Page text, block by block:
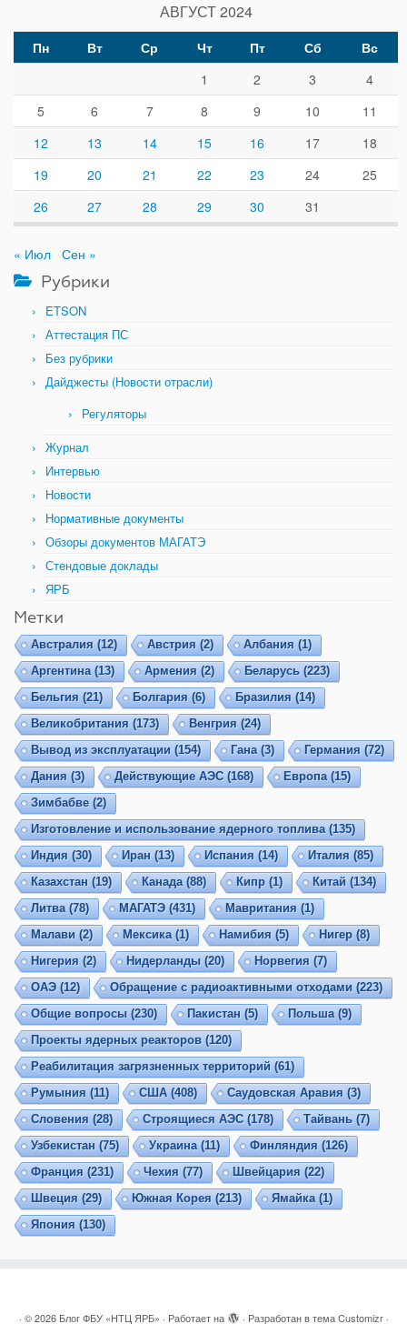
АВГУСТ 2024
Пн Вт Ср Чт Пт Сб
Вс
1
2 3
4
5
6 7 8 9 10
11
12
13 14 15 16 17
18
19
20 21 22 23 24
25
26
27 28 29 30 31
« Июл Сен »
Рубрики
ETSON
Аттестация ПС
Без рубрики
Дайджесты (Новости отрасли)
Регуляторы
Журнал
Интервью
Новости
Нормативные документы
Обзоры документов МАГАТЭ
Стендовые доклады
ЯРБ
Метки
Австралия (12) Австрия (2) Албания (1)
Аргентина(13) Армения (2) Беларусь (223)
Бельгия (21) Болгария (6) Бразилия (14)
Великобритания (173) Венгрия (24)
Вывод из эксплуатации (154) Гана(3) Германия (72)
Дания (3) Действующие АЭС(168) Европа(15)
Зимбабве (2)
Изготовление и использование ядерного топлива(135)
Индия (30) Иран (13) Испания (14) Италия (85)
Казахстан (19) Канада(88) Кипр (1) Китай (134)
Литва(78) МАГАТЭ(431) Мавритания (1)
Малави (2) Мексика(1) Намибия (5) Нигер (8)
Нигерия (2) Нидерланды (20) Норвегия (7)
ОАЭ(12) Обращение с радиоактивными отходами (223)
Общие вопросы (230) Пакистан (5) Польша(9)
Проекты ядерных реакторов (120)
Реабилитация загрязненных территорий (61)
Румыния (11) США (408) Саудовская Аравия (3)
Словения (28) Строящиеся АЭС(178) Тайвань (7)
Узбекистан (75) Украина(11) Финляндия (126)
Франция (231) Чехия (77) Швейцария (22)
Швеция (29) Южная Корея (213) Ямайка(1)
Япония (130)
· © 2026 Блог ФБУ «НТЦ ЯРБ» · Работает на · Разработан втема Customizr·